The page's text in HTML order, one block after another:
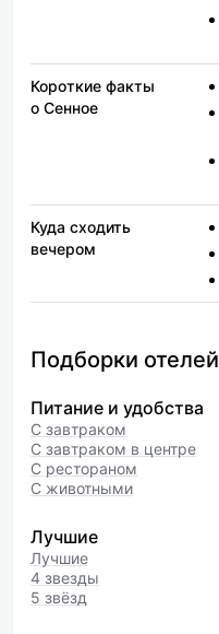
Короткие факты
о Сенное
Куда сходить
вечером
Подборки отелей
Питание и удобства
С завтраком
С завтраком в центре
С рестораном
С животными
Лучшие
Лучшие
4 звезды
5 звёзд